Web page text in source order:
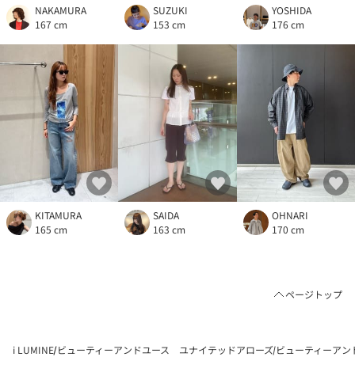
NAKAMURA
167 cm
SUZUKI
153 cm
YOSHIDA
176 cm
KITAMURA
165 cm
SAIDA
163 cm
OHNARI
170 cm
ページトップ
i LUMINE ビューティーアンドユース ユナイテッドアローズ ビューティーア